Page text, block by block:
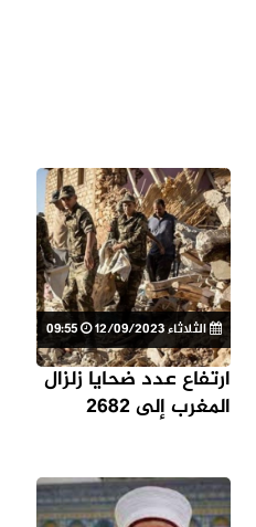
الثلاثاء 12/09/2023
ارتفاع عدد ضحايا زلزال
المغرب إلى 2682